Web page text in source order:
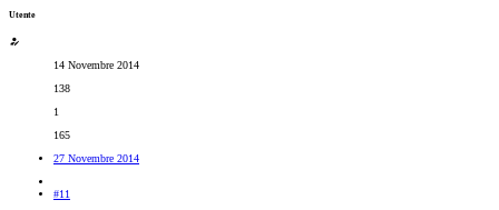
Utente
14 Novembre 2014
138
1
165
27 Novembre 2014
#11